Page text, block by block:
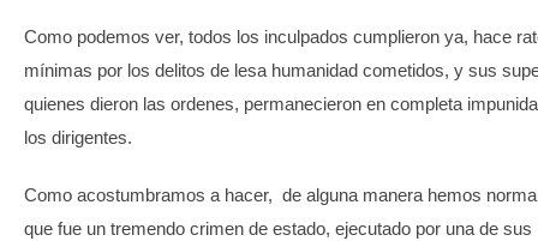
Como podemos ver, todos los inculpados cumplieron ya, hace
mínimas por los delitos de lesa humanidad cometidos, y sus
quienes dieron las ordenes, permanecieron en completa
los dirigentes.
Como acostumbramos a hacer, de alguna manera hemos
que fue un tremendo crimen de estado, ejecutado por una de sus